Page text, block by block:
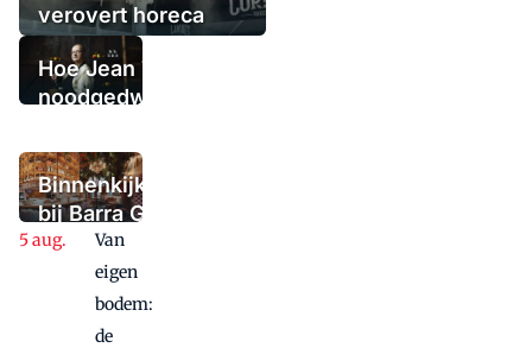
verovert horeca
Hoe Jean Thoma
noodgedwongen
deuren sloot,
maar niet in
paniek raakte
Binnenkijken
bij Barra Gio
Dio: twee
panden, één
concept,
twee sferen
Van
eigen
bodem:
de